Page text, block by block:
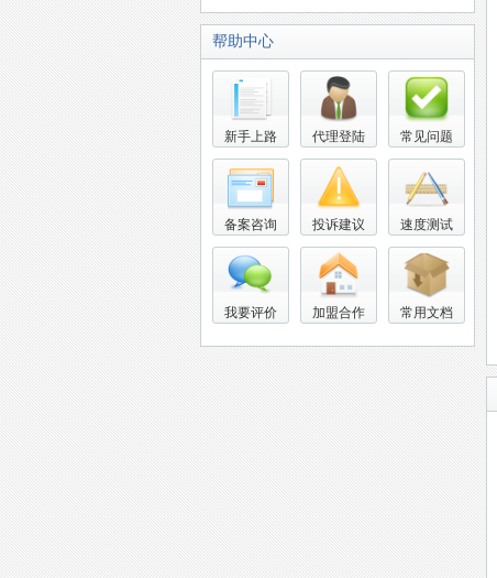
帮助中心
新手上路 代理登陆 常见问题
备案咨询 投诉建议 速度测试
我要评价 加盟合作 常用文档